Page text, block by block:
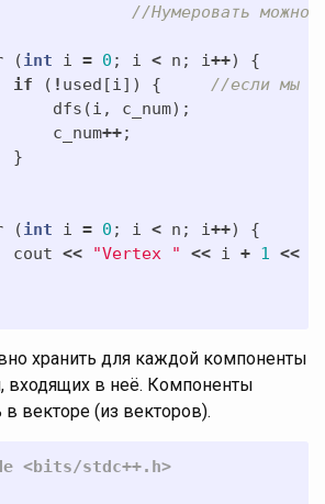
//Нумеровать
(int i = 0 ; i < n ; i++)
{
if
( ! used [i]) {
//если мы
dfs (i , c_num);
c_num++;
}
(int i = 0 ; i < n ; i++)
{
cout << "Vertex " << i + 1 <<
хранить для каждой компоненты
входящих в неё. Компоненты
векторе (из векторов).
#include <bits/stdc++.h>